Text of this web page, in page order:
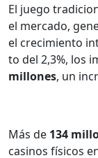
El juego
el mer­ca­do,
el crec­imien­to
to del 2,3%, los
mil­lones, un
Más de 134
casi­nos físi­cos